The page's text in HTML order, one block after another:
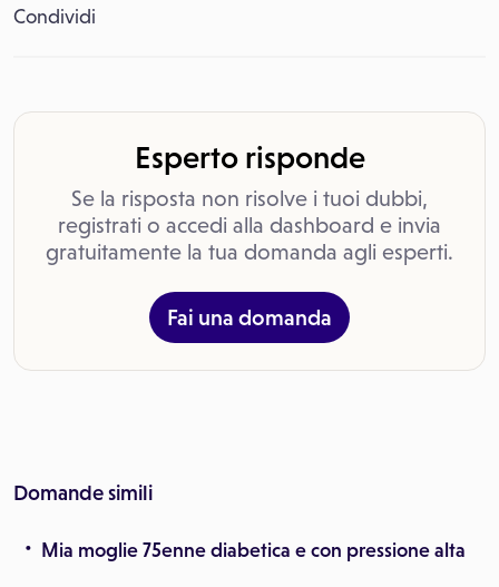
Condividi
Esperto risponde
Se la risposta non risolve i tuoi dubbi,
registrati o accedi alla dashboard e invia
gratuitamente la tua domanda agli esperti.
Fai una domanda
Domande simili
Mia moglie 75enne diabetica e con pressione alta